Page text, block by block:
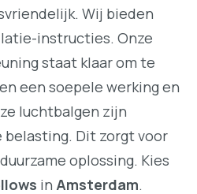
Wij bieden
instructies. Onze
staat klaar om te
een soepele werking en
luchtbalgen zijn
belasting. Dit zorgt voor
oplossing. Kies
in Amsterdam.